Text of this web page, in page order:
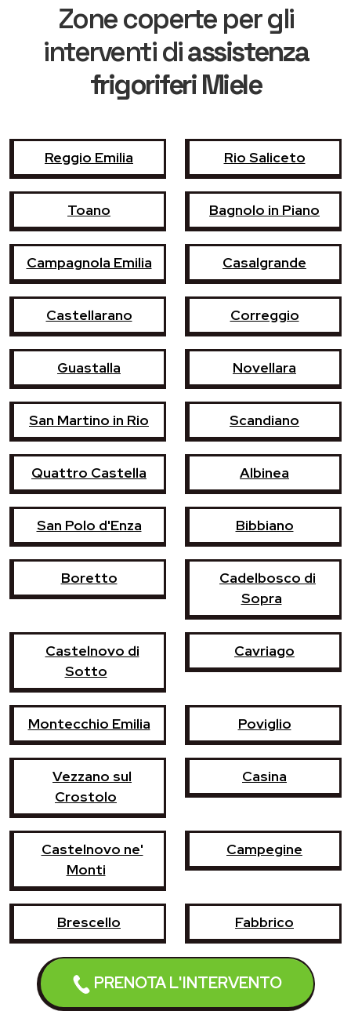
PRENOTA L'INTERVENTO
Zone coperte per gli
interventi diassistenza
frigoriferi Miele
Reggio Emilia Rio Saliceto
Toano Bagnolo in Piano
Campagnola Emilia Casalgrande
Castellarano Correggio
Guastalla Novellara
San Martino in Rio Scandiano
Quattro Castella Albinea
San Polo d'Enza Bibbiano
Boretto
Cadelbosco di
Sopra
Castelnovo di
Sotto
Cavriago
Montecchio Emilia Poviglio
Vezzano sul
Crostolo
Casina
Castelnovo ne'
Monti
Campegine
Brescello Fabbrico
Gattatico Gualtieri